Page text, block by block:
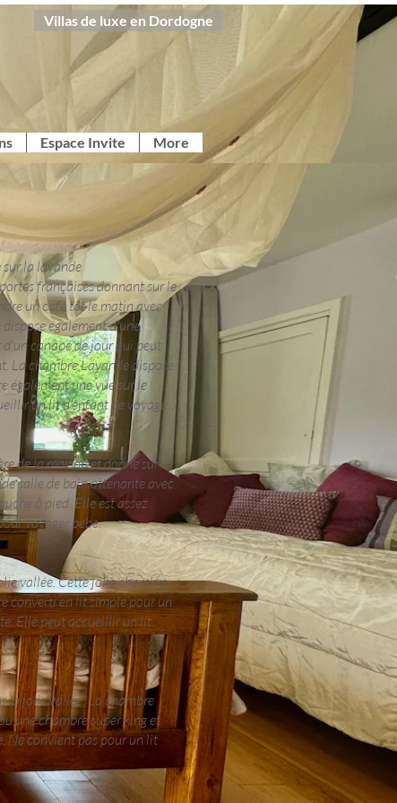
Villas de luxe en Dordogne
Espace Invite More
sur la lavande
françaises donnant sur le
un café tôt le matin avec
également d'une
canapé de jour qui peut
La chambre Lavande dispose
également une vue sur le
un lit d'enfant de voyage.
de la maison et donne sur
salle de bain attenante avec
à pied. Elle est assez
voyager bebe.
vallée. Cette jolie chambre
converti en lit simple pour un
Elle peut accueillir un lit
la jolie vallée. La chambre
une chambre super king et
Ne convient pas pour un lit